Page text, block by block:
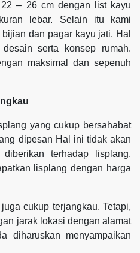
22 – 26 cm dengan list kayu
lebar. Selain itu kami
dan pagar kayu jati. Hal
serta konsep rumah.
maksimal dan sepenuh
yang cukup bersahabat
dipesan Hal ini tidak akan
terhadap lisplang.
lisplang dengan harga
cukup terjangkau. Tetapi,
jarak lokasi dengan alamat
diharuskan menyampaikan